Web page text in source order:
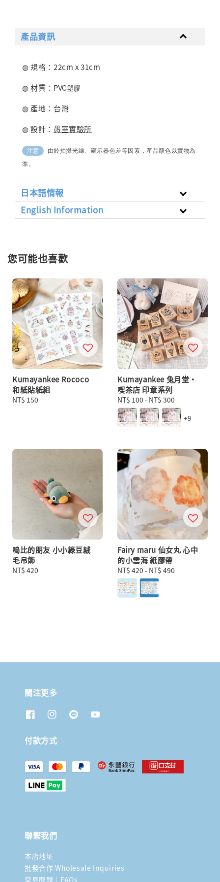
產品資訊
◍ 規格：22cm x 31cm
◍ 材質： PVC塑膠
◍ 產地：台灣
◍ 設計： 愚室實驗所
注意
由於拍攝光線、顯示器色差等因素，產品顏色以實物為
準。
日本語情報
English Information
您可能也喜歡
Kumayankee Rococo
和紙貼紙組
Regular
NT$ 150
Kumayankee 兔月堂・
喫茶店 印章系列
Regular
price
NT$ 100 - NT$ 300
+9
嗚比的朋友 小小綠豆絨
毛吊飾
Regular
NT$ 420
Fairy maru 仙女丸 心中
的小雲海 紙膠帶
Regular
price
NT$ 420 - NT$ 490
關注更多
付款方式
聯繫我們
本店地址
批發合作 Wholesale Inquiries
常見問題｜FAQs